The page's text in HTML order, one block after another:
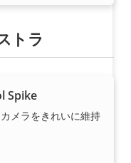
トラ
Spike
メラをきれいに維持
ビューター、シ
者のうちどれで